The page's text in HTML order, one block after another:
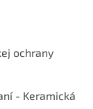
ochrany
- Keramická